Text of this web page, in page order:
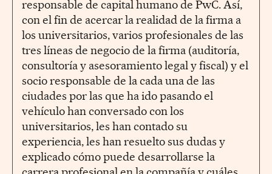
responsable de capital humano de PwC. Así,
con el fin de acercar la realidad de la firma a
los universitarios, varios profesionales de las
tres líneas de negocio de la firma (auditoría,
consultoría y asesoramiento legal y fiscal) y el
socio responsable de la cada una de las
ciudades por las que ha ido pasando el
vehículo han conversado con los
universitarios, les han contado su
experiencia, les han resuelto sus dudas y
explicado cómo puede desarrollarse la